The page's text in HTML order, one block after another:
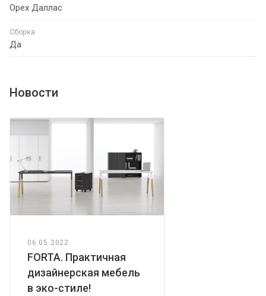
Орех Даллас
Сборка
Да
Новости
06.05.2022
FORTA. Практичная
дизайнерская мебель
в эко-стиле!